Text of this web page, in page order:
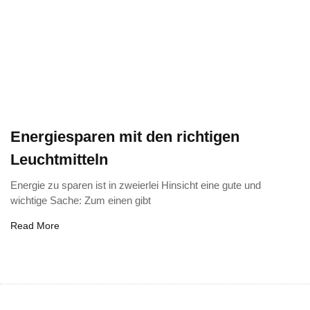
Energiesparen mit den richtigen
Leuchtmitteln
Energie zu sparen ist in zweierlei Hinsicht eine gute und
wichtige Sache: Zum einen gibt
Read More